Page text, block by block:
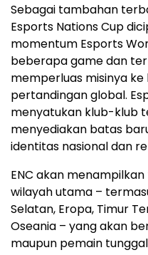
Sebagai tambahan
Esports Nations Cup
momentum Esports
beberapa game dan
memperluas misinya
pertandingan global.
menyatukan klub-klub
menyediakan batas
identitas nasional dan
ENC akan
wilayah utama –
Selatan, Eropa, Timur
Oseania – yang akan
maupun pemain